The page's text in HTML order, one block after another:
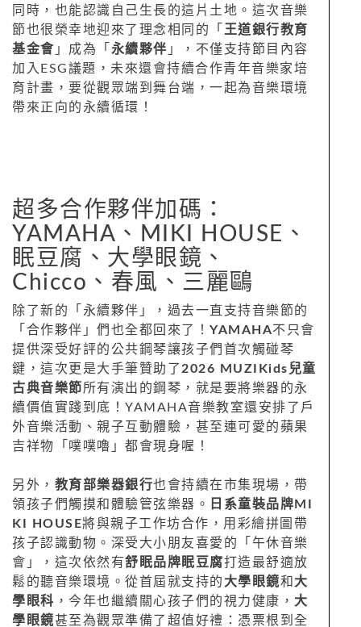
同時，也能認識自己生長的這片土地。這次音樂
節也很榮幸地迎來了理念相同的「 王道銀行教育
基金會 」成為「 永續夥伴 」，不僅支持節目內容
加入ESG議題，未來還會持續合作青年音樂家培
育計畫，要從觀眾端到舞台端，一起為音樂環境
帶來正向的永續循環！
超多合作夥伴加碼：
YAMAHA、MIKI HOUSE、
眠豆腐、大學眼鏡、
Chicco、春風、三麗鷗
除了新的「永續夥伴」，過去一直支持音樂節的
「合作夥伴」們也全都回來了！ YAMAHA不只會
提供深受好評的公共鋼琴讓孩子們首次觸碰琴
鍵，這次更是大手筆贊助了 2026 MUZIKids兒童
古典音樂節所有演出的鋼琴，就是要將樂器的永
續價值實踐到底！YAMAHA音樂教室還安排了戶
外音樂活動、親子互動體驗，甚至連可愛的蘋果
吉祥物「噗噗嚕」都會現身喔！
另外， 教育部樂器銀行也會持續在市集現場，帶
領孩子們觸摸和體驗管弦樂器。
日系童裝品牌MI
KI HOUSE將與親子工作坊合作，用彩繪拼圖帶
孩子認識動物。深受大小朋友喜愛的「午休音樂
會」，這次依然有舒眠品牌眠豆腐打造最舒適放
鬆的聽音樂環境。從首屆就支持的 大學眼鏡和 大
學眼科 ，今年也繼續關心孩子們的視力健康， 大
學眼鏡甚至為觀眾準備了超值好禮：憑票根到全